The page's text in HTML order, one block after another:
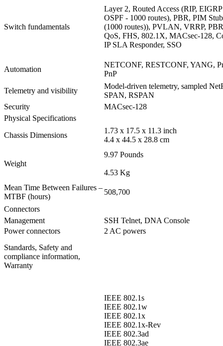
Switch fundamentals
Layer 2, Routed Access (RIP,
OSPF - 1000 routes), PBR, PIM
(1000 routes)), PVLAN, VRRP,
QoS, FHS, 802.1X, MACsec-128,
IP SLA Responder, SSO
Automation
NETCONF, RESTCONF, YANG,
PnP
Telemetry and visibility
Model-driven telemetry, sampled
SPAN, RSPAN
Security
MACsec-128
Physical Specifications
Chassis Dimensions
1.73 x 17.5 x 11.3 inch
4.4 x 44.5 x 28.8 cm
Weight
9.97 Pounds
4.53 Kg
Mean Time Between Failures –
MTBF (hours)
508,700
Connectors
Management
SSH Telnet, DNA Console
Power connectors
2 AC powers
Standards, Safety and
compliance information,
Warranty
IEEE 802.1s
IEEE 802.1w
IEEE 802.1x
IEEE 802.1x-Rev
IEEE 802.3ad
IEEE 802.3ae